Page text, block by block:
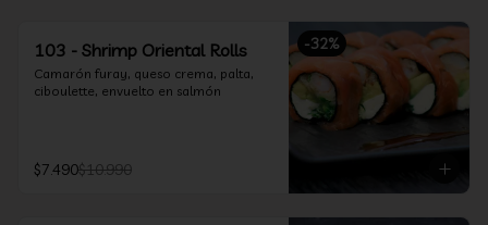
-32%
103 - Shrimp Oriental Rolls
Camarón furay, queso crema, palta,
ciboulette, envuelto en salmón
$7.490$10.990